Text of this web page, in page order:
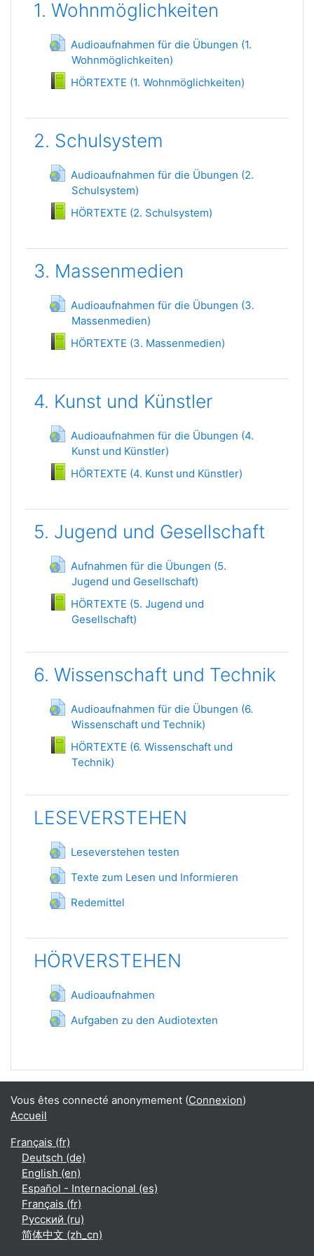
1. Wohnmöglichkeiten
Audioaufnahmen für die Übungen (1.
Wohnmöglichkeiten)
URL
HÖRTEXTE (1. Wohnmöglichkeiten)
Livre
2. Schulsystem
Audioaufnahmen für die Übungen (2.
Schulsystem)
URL
HÖRTEXTE (2. Schulsystem)
Livre
3. Massenmedien
Audioaufnahmen für die Übungen (3.
Massenmedien)
URL
HÖRTEXTE (3. Massenmedien)
Livre
4. Kunst und Künstler
Audioaufnahmen für die Übungen (4.
Kunst und Künstler)
URL
HÖRTEXTE (4. Kunst und Künstler)
Livre
5. Jugend und Gesellschaft
Aufnahmen für die Übungen (5.
Jugend und Gesellschaft)
URL
HÖRTEXTE (5. Jugend und
Gesellschaft)
Livre
6. Wissenschaft und Technik
Audioaufnahmen für die Übungen (6.
Wissenschaft und Technik)
URL
HÖRTEXTE (6. Wissenschaft und
Technik)
Livre
LESEVERSTEHEN
Leseverstehen testen
URL
Texte zum Lesen und Informieren
URL
Redemittel
URL
HÖRVERSTEHEN
Audioaufnahmen
URL
Aufgaben zu den Audiotexten
URL
Vous êtes connecté anonymement (Connexion)
Accueil
Français ‎(fr)‎
Deutsch ‎(de)‎
English ‎(en)‎
Español - Internacional ‎(es)‎
Français ‎(fr)‎
Русский ‎(ru)‎
简体中文 ‎(zh_cn)‎